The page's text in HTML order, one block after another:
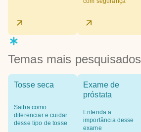
Temas mais pesquisados
Tosse seca
Saiba como
diferenciar e cuidar
desse tipo de tosse
Exame de
próstata
Entenda a
importância desse
exame